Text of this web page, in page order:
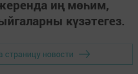
иң мөһим,
күзәтегез.
страницу новости